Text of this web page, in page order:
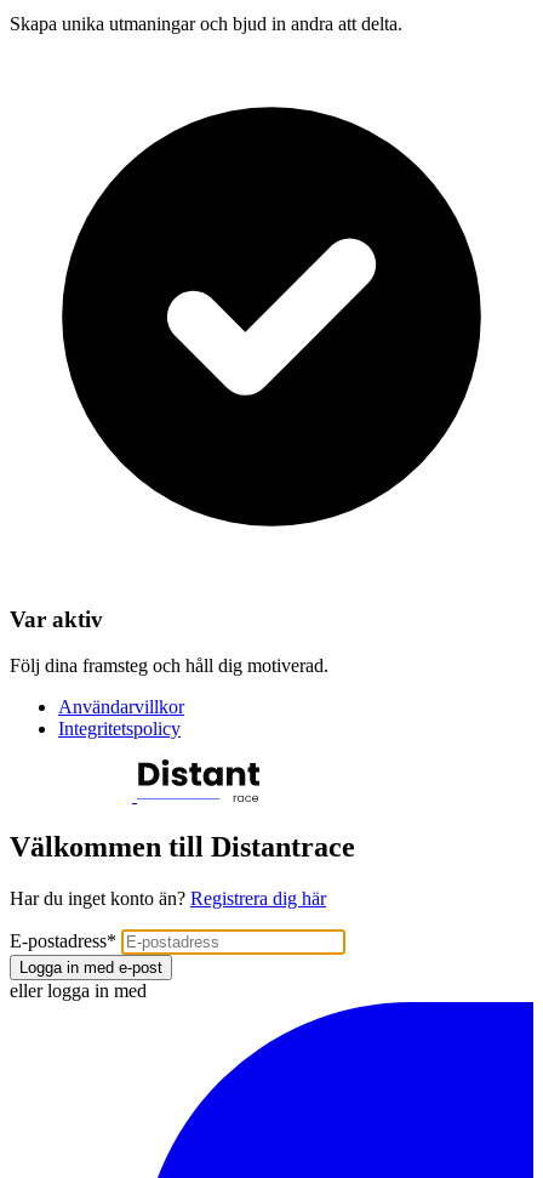
Skapa unika utmaningar och bjud in andra att delta.
Var aktiv
Följ dina framsteg och håll dig motiverad.
Användarvillkor
Integritetspolicy
Välkommen till Distantrace
Har du inget konto än? Registrera dig här
E-postadress*
Logga in med e-post
eller logga in med